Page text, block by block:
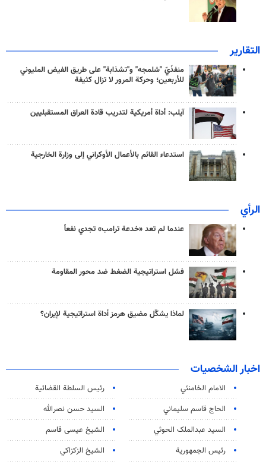
التقارير
منفذَيّ "شلمجه" و"تشذابة" على طريق الفيض المليوني
للأربعين؛ وحركة المرور لا تزال كثيفة
آيلب: أداة أمريكية لتدريب قادة العراق المستقبليين
استدعاء القائم بالأعمال الأوكراني إلى وزارة الخارجية
الرأي
عندما لم تعد «خدعة ترامب» تجدي نفعاً
فشل استراتيجية الضغط ضد محور المقاومة
لماذا يشكّل مضيق هرمز أداة استراتيجية لإيران؟
اخبار الشخصيات
الامام الخامنئي
رئیس السلطة القضائیة
الحاج قاسم سليماني
السيد حسن نصرالله
السید عبدالملک الحوثي
الشيخ عيسى قاسم
رئيس الجمهورية
الشيخ الزكزاكي